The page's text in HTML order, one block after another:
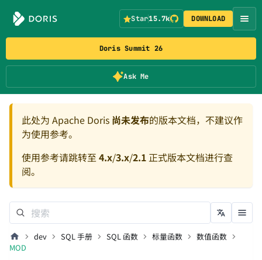
Doris Summit 26
Ask Me
Star15.7k DOWNLOAD
此处为 Apache Doris 尚未发布的版本文档，不建议作
为使用参考。
使用参考请跳转至 4.x/3.x/2.1正式版本文档进行查
阅。
dev SQL 手册 SQL 函数 标量函数
数值函数
MOD